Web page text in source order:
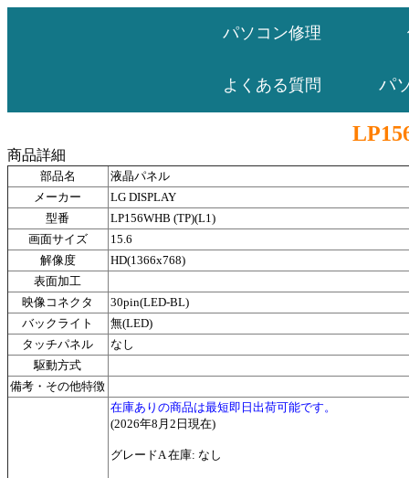
パソコン修理
よくある質問 パ
商品詳細
部品名
液晶パネル
メーカー
LG DISPLAY
型番
LP156WHB (TP)(L1)
画面サイズ
15.6
解像度
HD(1366x768)
表面加工
映像コネクタ
30pin(LED-BL)
バックライト
無(LED)
タッチパネル
なし
駆動方式
備考・その他特徴
在庫ありの商品は最短即日出荷可能です。
(2026年8月2日現在)
グレードA 在庫: なし